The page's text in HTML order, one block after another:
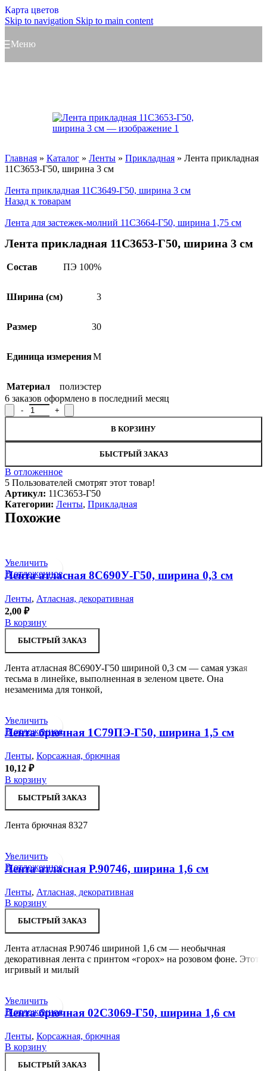
Карта цветов
Skip to navigation Skip to main content
Меню
Главная » Каталог » Ленты » Прикладная » Лента прикладная
11С3653-Г50, ширина 3 см
Лента прикладная 11С3649-Г50, ширина 3 см
Назад к товарам
Лента для застежек-молний 11С3664-Г50, ширина 1,75 см
Лента прикладная 11С3653-Г50, ширина 3 см
Состав ПЭ 100%
Ширина (см) 3
Размер 30
Единица измеренияМ
Материал
полиэстер
6 заказов оформлено в последний месяц
Количество товара Лента прикладная 11С3653-Г50, ширина 3
В КОРЗИНУ
БЫСТРЫЙ ЗАКАЗ
В отложенное
5 Пользователей смотрят этот товар!
Артикул: 11С3653-Г50
Категории: Ленты, Прикладная
Похожие
Увеличить
В отложенное
Лента атласная 8С690У-Г50, ширина 0,3 см
Ленты, Атласная, декоративная
2,00 ₽
В корзину
БЫСТРЫЙ ЗАКАЗ
Лента атласная 8С690У-Г50 шириной 0,3 см — самая узкая
тесьма в линейке, выполненная в зеленом цвете. Она
незаменима для тонкой,
Увеличить
В отложенное
Лента брючная 1С79ПЭ-Г50, ширина 1,5 см
Ленты, Корсажная, брючная
10,12 ₽
В корзину
БЫСТРЫЙ ЗАКАЗ
Лента брючная 8327
Увеличить
В отложенное
Лента атласная Р.90746, ширина 1,6 см
Ленты, Атласная, декоративная
В корзину
БЫСТРЫЙ ЗАКАЗ
Лента атласная Р.90746 шириной 1,6 см — необычная
декоративная лента с принтом «горох» на розовом фоне. Этот
игривый и милый
Увеличить
В отложенное
Лента брючная 02С3069-Г50, ширина 1,6 см
Ленты, Корсажная, брючная
В корзину
БЫСТРЫЙ ЗАКАЗ